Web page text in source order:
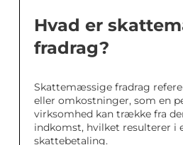
Hvad er
fradrag?
Skattemæssige fradrag
eller omkostninger, som en
virksomhed kan trække fra
indkomst, hvilket resulterer i
skattebetaling.